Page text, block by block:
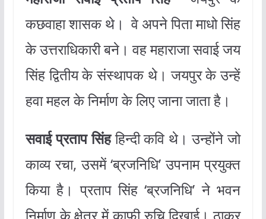
कछवाहा शासक थे। वे अपने पिता माधो सिंह
के उत्तराधिकारी बने। वह महाराजा सवाई जय
सिंह द्वितीय के संस्थापक थे। जयपुर के उन्हें
हवा महल के निर्माण के लिए जाना जाता है।
सवाई प्रताप सिंहहिन्दी कवि थे। उन्होंने जो
काव्य रचा, उसमें ‘ब्रजनिधि’ उपनाम प्रयुक्त
किया है। प्रताप सिंह ‘ब्रजनिधि’ ने भवन
निर्माण के क्षेत्र में काफ़ी रुचि दिखाई। ठाकुर